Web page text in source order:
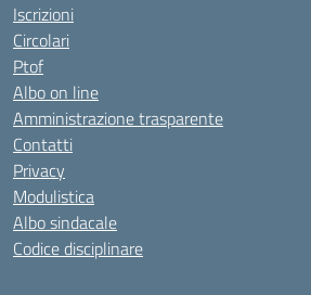
Iscrizioni
Circolari
Ptof
Albo on line
Amministrazione trasparente
Contatti
Privacy
Modulistica
Albo sindacale
Codice disciplinare